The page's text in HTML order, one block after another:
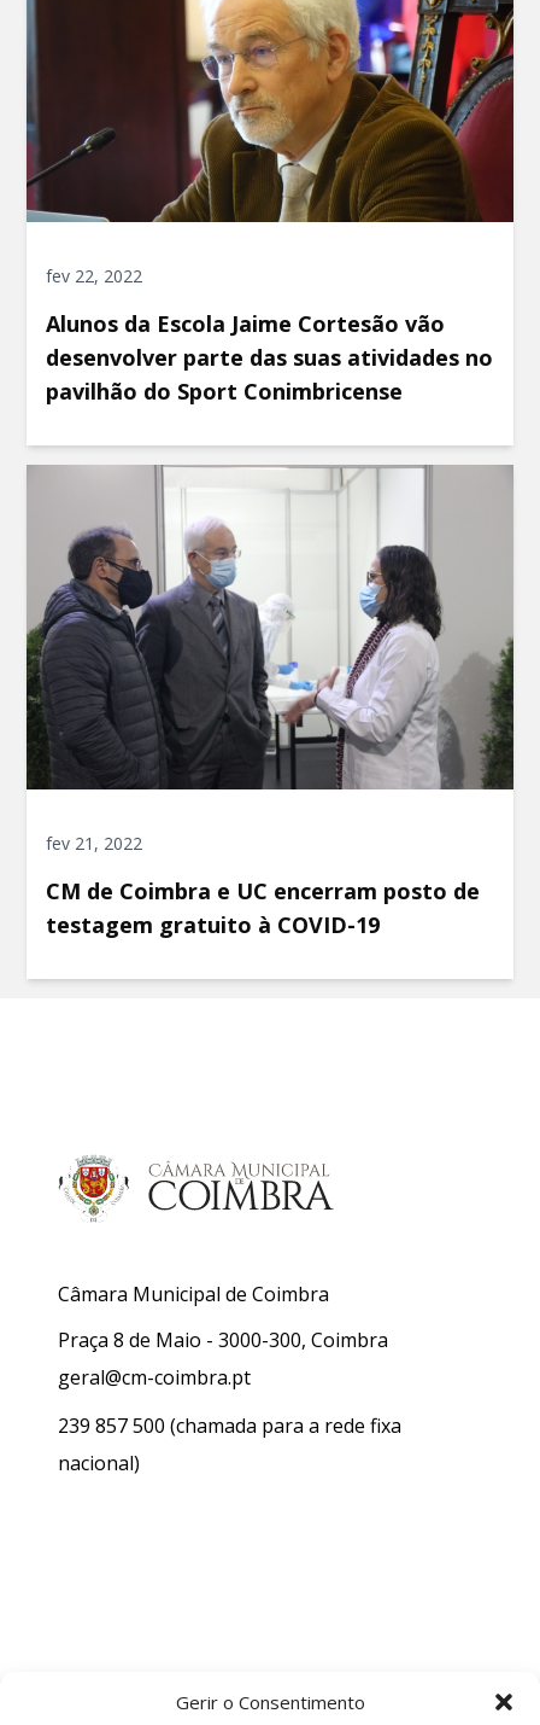
Gerir o Consentimento
fev 22, 2022
Alunos da Escola Jaime Cortesão vão
desenvolver parte das suas atividades no
pavilhão do Sport Conimbricense
fev 21, 2022
CM de Coimbra e UC encerram posto de
testagem gratuito à COVID-19
Câmara Municipal de Coimbra
Praça 8 de Maio - 3000-300, Coimbra
geral@cm-coimbra.pt
239 857 500 (chamada para a rede fixa
nacional)